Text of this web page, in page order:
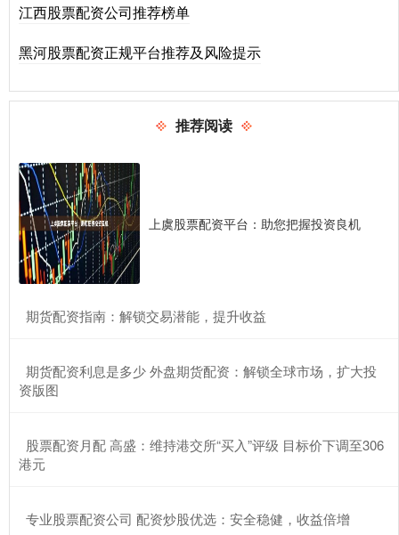
江西股票配资公司推荐榜单
黑河股票配资正规平台推荐及风险提示
推荐阅读
上虞股票配资平台：助您把握投资良机
​期货配资指南：解锁交易潜能，提升收益
​期货配资利息是多少 外盘期货配资：解锁全球市场，扩大投
资版图
​股票配资月配 高盛：维持港交所“买入”评级 目标价下调至306
港元
​专业股票配资公司 配资炒股优选：安全稳健，收益倍增